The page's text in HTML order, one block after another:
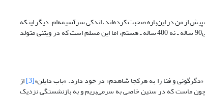
از من در این‌باره صحبت کرده‌اند، اندکی سرآسیمه‌ام. دیگر اینکه
بیان خوبی هم ندارم تا به صحبتهایم جلوه بدهم. با وجود این، هرچند یک کتابدار از کتابخانه‌ای معمولی با قدمتی90 ساله ـ نه 400 ساله ـ هستم، اما این مسلم است که در ویتنی متولد
و فنا را به هرکجا شاهدم» در خود دارد. «باب دایلن»[3] از
چون ماست که در سنین خاصی به سرمی‌بریم و به بازنشستگی نزدیک